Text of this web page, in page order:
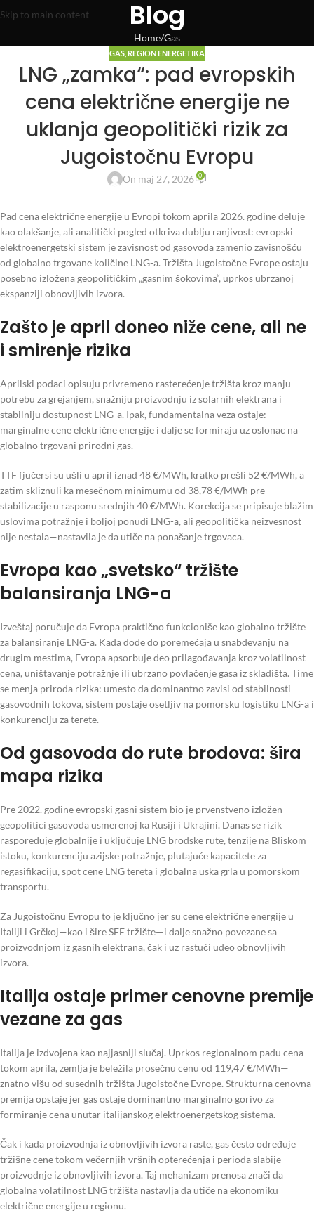
Skip to main content Blog
Home Gas
GAS REGION ENERGETIKA
LNG „zamka“: pad evropskih
cena električne energije ne
uklanja geopolitički rizik za
Jugoistočnu Evropu
On maj 27, 2026 0
Pad cena električne energije u Evropi tokom aprila 2026. godine deluje
kao olakšanje, ali analitički pogled otkriva dublju ranjivost: evropski
elektroenergetski sistem je zavisnost od gasovoda zamenio zavisnošću
od globalno trgovane količine LNG-a. Tržišta Jugoistočne Evrope ostaju
posebno izložena geopolitičkim „gasnim šokovima“, uprkos ubrzanoj
ekspanziji obnovljivih izvora.
Zašto je april doneo niže cene, ali ne
i smirenje rizika
Aprilski podaci opisuju privremeno rasterećenje tržišta kroz manju
potrebu za grejanjem, snažniju proizvodnju iz solarnih elektrana i
stabilniju dostupnost LNG-a. Ipak, fundamentalna veza ostaje:
marginalne cene električne energije i dalje se formiraju uz oslonac na
globalno trgovani prirodni gas.
TTF fjučersi su ušli u april iznad 48 €/MWh, kratko prešli 52 €/MWh, a
zatim skliznuli ka mesečnom minimumu od 38,78 €/MWh pre
stabilizacije u rasponu srednjih 40 €/MWh. Korekcija se pripisuje blažim
uslovima potražnje i boljoj ponudi LNG-a, ali geopolitička neizvesnost
nije nestala—nastavila je da utiče na ponašanje trgovaca.
Evropa kao „svetsko“ tržište
balansiranja LNG-a
Izveštaj poručuje da Evropa praktično funkcioniše kao globalno tržište
za balansiranje LNG-a. Kada dođe do poremećaja u snabdevanju na
drugim mestima, Evropa apsorbuje deo prilagođavanja kroz volatilnost
cena, uništavanje potražnje ili ubrzano povlačenje gasa iz skladišta. Time
se menja priroda rizika: umesto da dominantno zavisi od stabilnosti
gasovodnih tokova, sistem postaje osetljiv na pomorsku logistiku LNG-a i
konkurenciju za terete.
Od gasovoda do rute brodova: šira
mapa rizika
Pre 2022. godine evropski gasni sistem bio je prvenstveno izložen
geopolitici gasovoda usmerenoj ka Rusiji i Ukrajini. Danas se rizik
raspoređuje globalnije i uključuje LNG brodske rute, tenzije na Bliskom
istoku, konkurenciju azijske potražnje, plutajuće kapacitete za
regasifikaciju, spot cene LNG tereta i globalna uska grla u pomorskom
transportu.
Za Jugoistočnu Evropu to je ključno jer su cene električne energije u
Italiji i Grčkoj—kao i šire SEE tržište—i dalje snažno povezane sa
proizvodnjom iz gasnih elektrana, čak i uz rastući udeo obnovljivih
izvora.
Italija ostaje primer cenovne premije
vezane za gas
Italija je izdvojena kao najjasniji slučaj. Uprkos regionalnom padu cena
tokom aprila, zemlja je beležila prosečnu cenu od 119,47 €/MWh—
znatno višu od susednih tržišta Jugoistočne Evrope. Strukturna cenovna
premija opstaje jer gas ostaje dominantno marginalno gorivo za
formiranje cena unutar italijanskog elektroenergetskog sistema.
Čak i kada proizvodnja iz obnovljivih izvora raste, gas često određuje
tržišne cene tokom večernjih vršnih opterećenja i perioda slabije
proizvodnje iz obnovljivih izvora. Taj mehanizam prenosa znači da
globalna volatilnost LNG tržišta nastavlja da utiče na ekonomiku
električne energije u regionu.